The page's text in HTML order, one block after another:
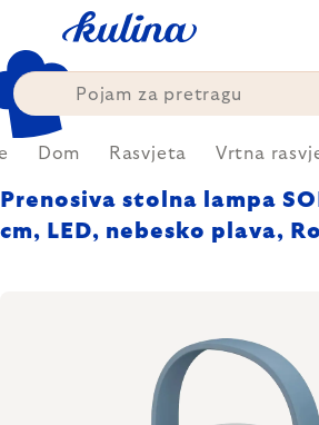
content
Dom Rasvjeta Vrtna
Prenosiva stolna lampa
cm, LED, nebesko plava,